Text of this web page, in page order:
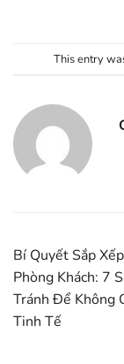
This entry
Bí Quyết Sắp
Phòng Khách: 7
Tránh Để Không
Tinh Tế